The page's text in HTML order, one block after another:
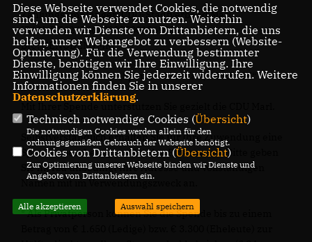
Zahlungsempfänger: CDU-Stadtverband Marl
IBAN: DE62426610080500196900
BIC: GENODEM1MRL
Verwendungszweck: „Spende CDU Marl, ADRESSE“
Mit Ihrer Spende unterstützen Sie gezielt die CDU Marl.
Selbstverständlich erhalten Sie für Ihre Zuwendung eine
Spendenbescheinigung für das Finanzamt*. Bitte geben
Sie hierzu unbedingt Ihre Adresse und vollständigen
Namen mit im Verwendungszweck an.
* Als Privatperson können Sie die Spende bis zu einem
Diese Webseite verwendet Cookies, die notwendig
sind, um die Webseite zu nutzen. Weiterhin
verwenden wir Dienste von Drittanbietern, die uns
helfen, unser Webangebot zu verbessern (Website-
Optmierung). Für die Verwendung bestimmter
Dienste, benötigen wir Ihre Einwilligung. Ihre
Einwilligung können Sie jederzeit widerrufen. Weitere
Informationen finden Sie in unserer
Datenschutzerklärung.
Technisch notwendige Cookies (Übersicht)
Die notwendigen Cookies werden allein für den
ordnungsgemäßen Gebrauch der Webseite benötigt.
Cookies von Drittanbietern (Übersicht)
Zur Optimierung unserer Webseite binden wir Dienste und
Angebote von Drittanbietern ein.
Alle akzeptieren Auswahl speichern